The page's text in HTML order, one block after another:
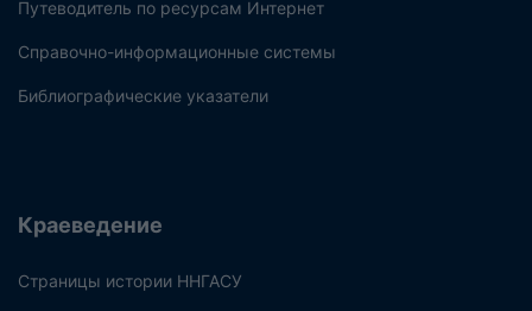
Путеводитель по ресурсам Интернет
Справочно-информационные системы
Библиографические указатели
Краеведение
Страницы истории ННГАСУ